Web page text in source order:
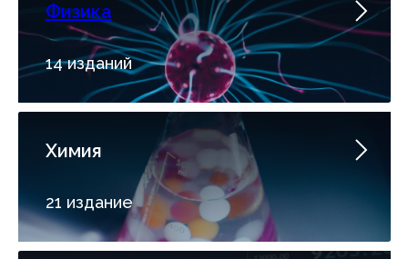
Физика
14 изданий
Химия
21 издание